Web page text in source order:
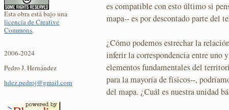
Esta obra está bajo una
licencia de Creative
Commons.
2006-2024
Pedro J. Hernández
hdez.pedroj@gmail.com
es compatible con esto último si
mapa-- es por descontado parte del
¿Cómo podemos estrechar la
inferir la correspondencia entre uno
elementos fundamentales del
para la mayoría de físicos--,
del mapa. ¿Cuál es nuestra unidad